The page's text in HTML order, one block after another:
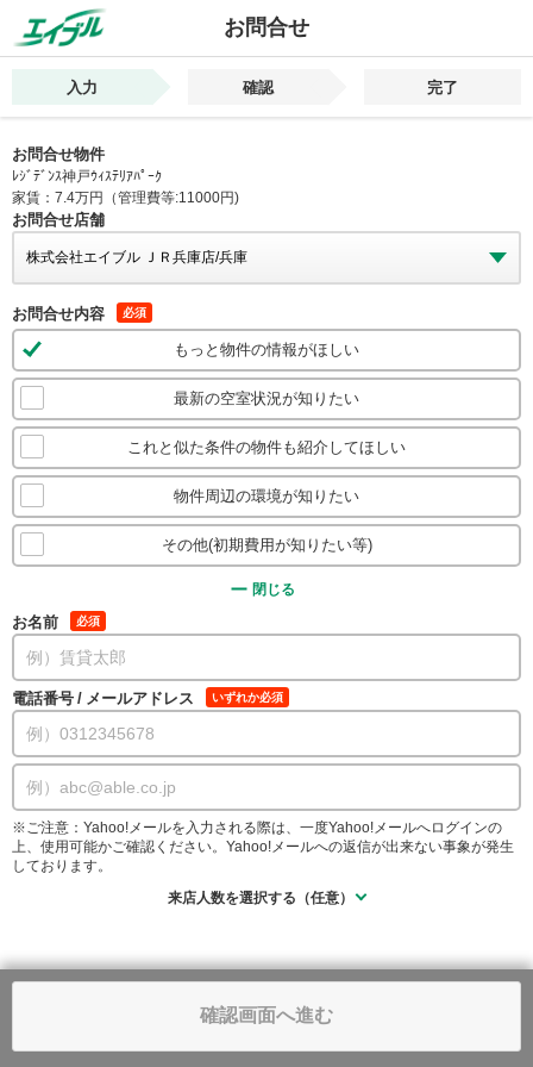
お問合せ
入力 確認 完了
お問合せ物件
ﾚｼﾞﾃﾞﾝｽ神戸ｳｨｽﾃﾘｱﾊﾟｰｸ
家賃：7.4万円（管理費等:11000円)
お問合せ店舗
お問合せ内容 必須
もっと物件の情報がほしい
最新の空室状況が知りたい
これと似た条件の物件も紹介してほしい
物件周辺の環境が知りたい
その他(初期費用が知りたい等)
閉じる
お名前 必須
電話番号 / メールアドレス いずれか必須
※ご注意：Yahoo!メールを入力される際は、一度Yahoo!メールへログインの
上、使用可能かご確認ください。Yahoo!メールへの返信が出来ない事象が発生
しております。
来店人数を選択する（任意）
確認画面へ進む